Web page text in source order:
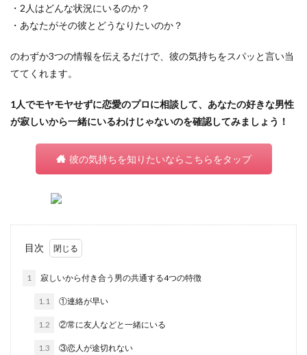
・2人はどんな状況にいるのか？
・あなたがその彼とどうなりたいのか？
のわずか3つの情報を伝えるだけで、彼の気持ちをスパッと言い当
ててくれます。
1人でモヤモヤせずに恋愛のプロに相談して、あなたの好きな男性
が寂しいから一緒にいるわけじゃないのを確認してみましょう！
彼の気持ちを知りたいならこちらをタップ
目次
1 寂しいから付き合う男の共通する4つの特徴
1.1 ①連絡が早い
1.2 ②常に友人などと一緒にいる
1.3 ③恋人が途切れない